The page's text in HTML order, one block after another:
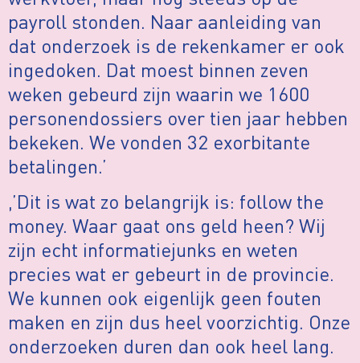
payroll stonden. Naar aanleiding van
dat onderzoek is de rekenkamer er ook
ingedoken. Dat moest binnen zeven
weken gebeurd zijn waarin we 1600
personendossiers over tien jaar hebben
bekeken. We vonden 32 exorbitante
betalingen.’
,’Dit is wat zo belangrijk is: follow the
money. Waar gaat ons geld heen? Wij
zijn echt informatiejunks en weten
precies wat er gebeurt in de provincie.
We kunnen ook eigenlijk geen fouten
maken en zijn dus heel voorzichtig. Onze
onderzoeken duren dan ook heel lang.